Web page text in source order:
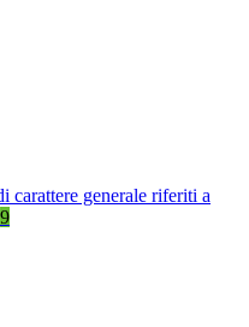
carattere generale riferiti a
9